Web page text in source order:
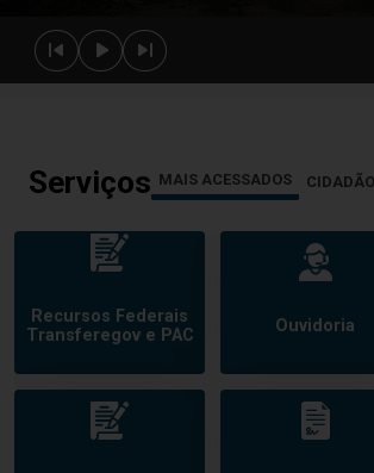
Serviços MAIS ACESSADOS CIDADÃO
Recursos Federais
Transferegov e PAC
Ouvidoria